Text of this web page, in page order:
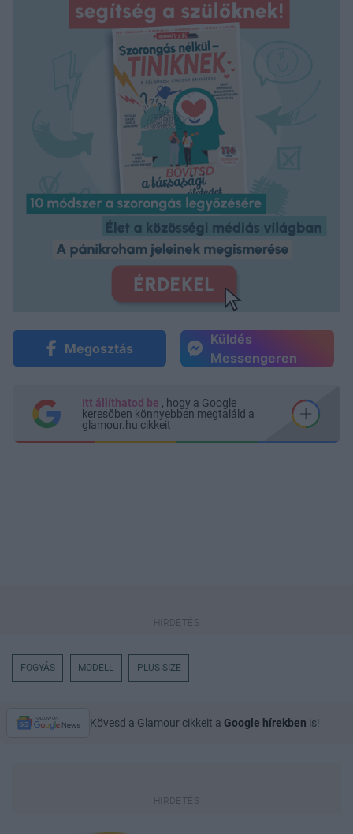
Megosztás
Küldés
Messengeren
Itt állíthatod be , hogy a Google
keresőben könnyebben megtaláld a
glamour.hu cikkeit
FOGYÁS MODELL PLUS SIZE
Kövesd a Glamour cikkeit a Google hírekben is!